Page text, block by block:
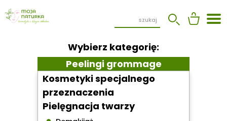
Wybierz kategorię:
Peelingi grommage
Kosmetyki specjalnego
przeznaczenia
Pielęgnacja twarzy